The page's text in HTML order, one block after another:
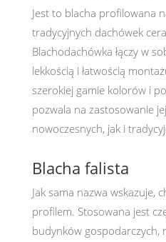
Jest to blacha profilowana
tradycyjnych dachówek
Blachodachówka łączy w
lekkością i łatwością
szerokiej gamie kolorów i
pozwala na zastosowanie
nowoczesnych, jak i
Blacha falista
Jak sama nazwa wskazuje,
profilem. Stosowana jest
budynków gospodarczych,